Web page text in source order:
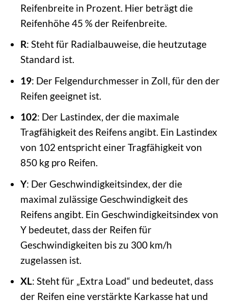
Reifenbreite in Prozent. Hier beträgt die
Reifenhöhe 45 % der Reifenbreite.
R: Steht für Radialbauweise, die heutzutage
Standard ist.
19: Der Felgendurchmesser in Zoll, für den der
Reifen geeignet ist.
102: Der Lastindex, der die maximale
Tragfähigkeit des Reifens angibt. Ein Lastindex
von 102 entspricht einer Tragfähigkeit von
850 kg pro Reifen.
Y: Der Geschwindigkeitsindex, der die
maximal zulässige Geschwindigkeit des
Reifens angibt. Ein Geschwindigkeitsindex von
Y bedeutet, dass der Reifen für
Geschwindigkeiten bis zu 300 km/h
zugelassen ist.
XL: Steht für „Extra Load“ und bedeutet, dass
der Reifen eine verstärkte Karkasse hat und